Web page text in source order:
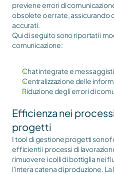
previene errori di
obsolete o errate, assicurando
accurati.
Qui di seguito sono riportati i
comunicazione:
Chat integrate e
Centralizzazione delle
Riduzione degli errori di
Efficienza nei
progetti
I tool di gestione progetti sono
efficienti i processi di
rimuovere i colli di bottiglia nei
l'intera catena di produzione.